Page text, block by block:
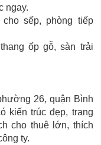
ngay.
sếp, phòng tiếp
ốp gỗ, sàn trải
26, quận Bình
kiến trúc đẹp, trang
cho thuê lớn, thích
ty.